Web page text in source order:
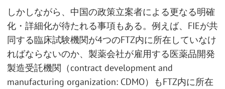
しかしながら、中国の政策立案者による更なる明確
化・詳細化が待たれる事項もある。例えば、FIEが共
同する臨床試験機関が4つのFTZ内に所在していなけ
ればならないのか、製薬会社が雇用する医薬品開発
製造受託機関（contract development and
manufacturing organization: CDMO）もFTZ内に所在